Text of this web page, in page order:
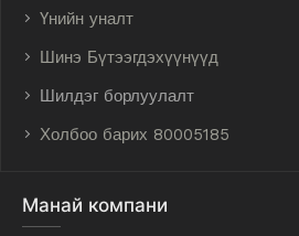
Үнийн уналт
Шинэ Бүтээгдэхүүнүүд
Шилдэг борлуулалт
Холбоо барих 80005185
Манай компани